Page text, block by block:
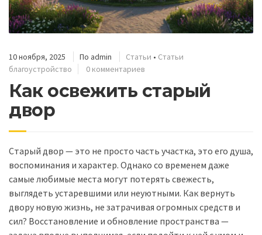
10 ноября, 2025 По admin Статьи • Статьи
благоустройство
0 комментариев
Как освежить старый
двор
Старый двор — это не просто часть участка, это его душа,
воспоминания и характер. Однако со временем даже
самые любимые места могут потерять свежесть,
выглядеть устаревшими или неуютными. Как вернуть
двору новую жизнь, не затрачивая огромных средств и
сил? Восстановление и обновление пространства —